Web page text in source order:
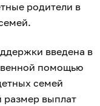
родители в
введена в
помощью
семей
размер выплат